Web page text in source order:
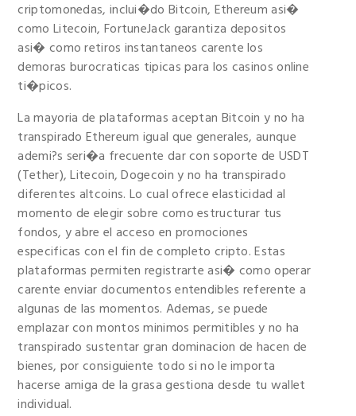
criptomonedas, inclui�do Bitcoin, Ethereum asi�
como Litecoin, FortuneJack garantiza depositos
asi� como retiros instantaneos carente los
demoras burocraticas tipicas para los casinos online
ti�picos.
La mayoria de plataformas aceptan Bitcoin y no ha
transpirado Ethereum igual que generales, aunque
ademi?s seri�a frecuente dar con soporte de USDT
(Tether), Litecoin, Dogecoin y no ha transpirado
diferentes altcoins. Lo cual ofrece elasticidad al
momento de elegir sobre como estructurar tus
fondos, y abre el acceso en promociones
especificas con el fin de completo cripto. Estas
plataformas permiten registrarte asi� como operar
carente enviar documentos entendibles referente a
algunas de las momentos. Ademas, se puede
emplazar con montos minimos permitibles y no ha
transpirado sustentar gran dominacion de hacen de
bienes, por consiguiente todo si no le importa
hacerse amiga de la grasa gestiona desde tu wallet
individual.